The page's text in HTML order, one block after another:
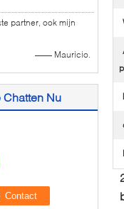
partner, ook mijn
—— Mauricio.
Chatten Nu